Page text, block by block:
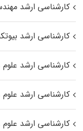
کارشناسی ارشد
کارشناسی ارشد
کارشناسی ارشد
کارشناسی ارشد
کارشناسی ارشد